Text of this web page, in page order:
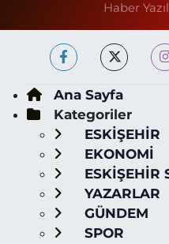
Haber
Ana Sayfa
Kategoriler
ESKİŞEHİR
EKONOMİ
ESKİŞEHİR
YAZARLAR
GÜNDEM
SPOR